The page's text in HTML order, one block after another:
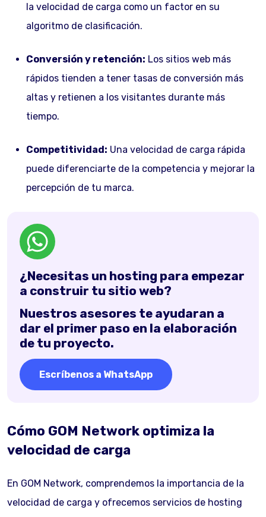
la velocidad de carga como un factor en su
algoritmo de clasificación.
Conversión y retención: Los sitios web más
rápidos tienden a tener tasas de conversión más
altas y retienen a los visitantes durante más
tiempo.
Competitividad: Una velocidad de carga rápida
puede diferenciarte de la competencia y mejorar la
percepción de tu marca.
¿Necesitas un hosting para empezar
a construir tu sitio web?
Nuestros asesores te ayudaran a
dar el primer paso en la elaboración
de tu proyecto.
Escríbenos a WhatsApp
Cómo GOM Network optimiza la
velocidad de carga
En GOM Network, comprendemos la importancia de la
velocidad de carga y ofrecemos servicios de hosting